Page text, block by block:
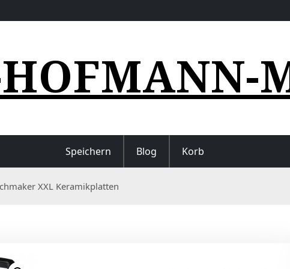
Speichern Blog Korb
XXL Keramikplatten